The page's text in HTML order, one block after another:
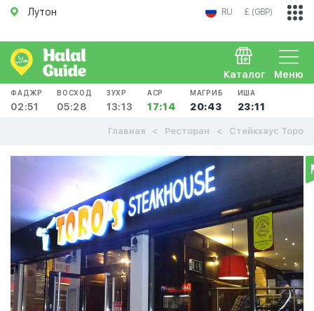
Лутон RU £ (GBP)
Меню
Каталог
ФАДЖР
02:51
ВОСХОД
05:28
ЗУХР
13:13
АСР
17:14
МАГРИБ
20:43
ИША
23:11
Главная Ресторан Стейкхаус Торо